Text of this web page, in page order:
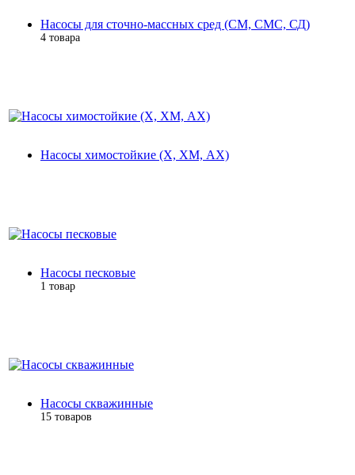
Насосы для сточно-массных сред (СМ, СМС, СД)
4 товара
Насосы химостойкие (Х, ХМ, АХ)
Насосы песковые
1 товар
Насосы скважинные
15 товаров